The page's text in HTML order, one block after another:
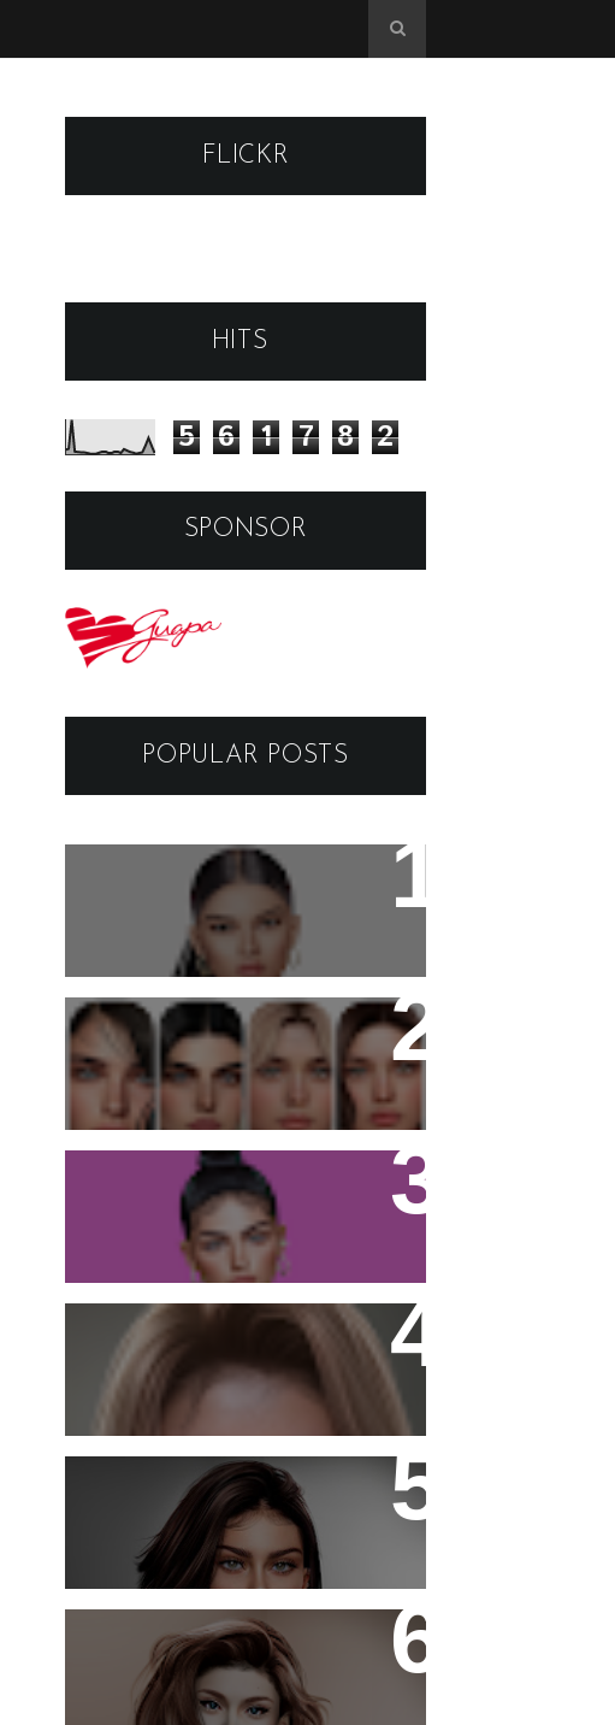
FLICKR
HITS
5 6 1 7 8 2
SPONSOR
POPULAR POSTS
Black Dragon Viewer -
Copyright - Guapa Store by
Valentinabennett.
Firestorm Viewer - Tutorial
Noor Freckles and Moles
- Authentic -